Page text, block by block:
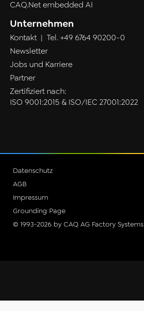
CAQ.Net embedded AI
Unternehmen
Kontakt| Tel. +49 6764 90200-0
Newsletter
Jobs und Karriere
Partner
Zertifiziert nach:
ISO 9001:2015 & ISO/IEC 27001:2022
© 1993-2026 by CAQ AG Factory Systems
Grounding Page
Impressum
AGB
Datenschutz